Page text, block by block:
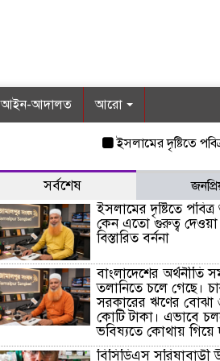
আইন-আদালত আরো
ইসলামের দৃষ্টিতে পবিত্র
সর্বশেষ
ইসলামের দৃষ্টিতে পবিত্র
কেন এতো গুরুত্ব দেওয়া
বিস্তারিত বর্ননা
বাংলাদেশের অর্থনীতি
তলানিতে চলে গেছে।
সরকারের ঋণের বোঝা
কোটি টাকা। এভাবে
ভবিষ্যতে কোথায় গিয়ে
বিসিডিএস সরিষাবাড়ী